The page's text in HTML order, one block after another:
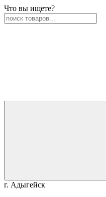
Что вы ищете?
г. Адыгейск